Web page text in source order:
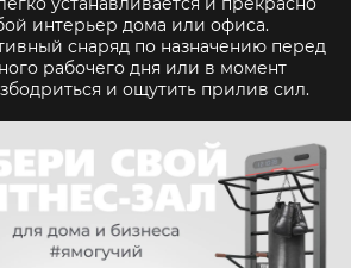
интерьер дома или офиса.
снаряд по назначению перед
рабочего дня или в момент
и ощутить прилив сил.